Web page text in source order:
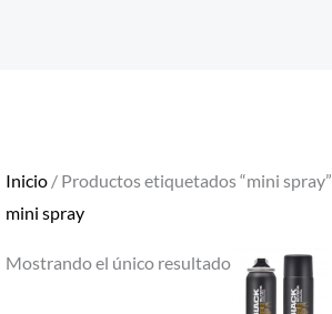
Inicio/ Productos etiquetados “mini spray”
mini spray
Mostrando el único resultado